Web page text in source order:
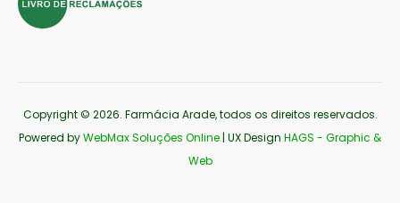
Copyright © 2026. Farmácia Arade, todos os direitos reservados.
Powered byWebMax Soluções Online | UX Design HAGS - Graphic &
Web